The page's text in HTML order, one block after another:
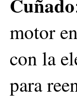
motor
con la
para